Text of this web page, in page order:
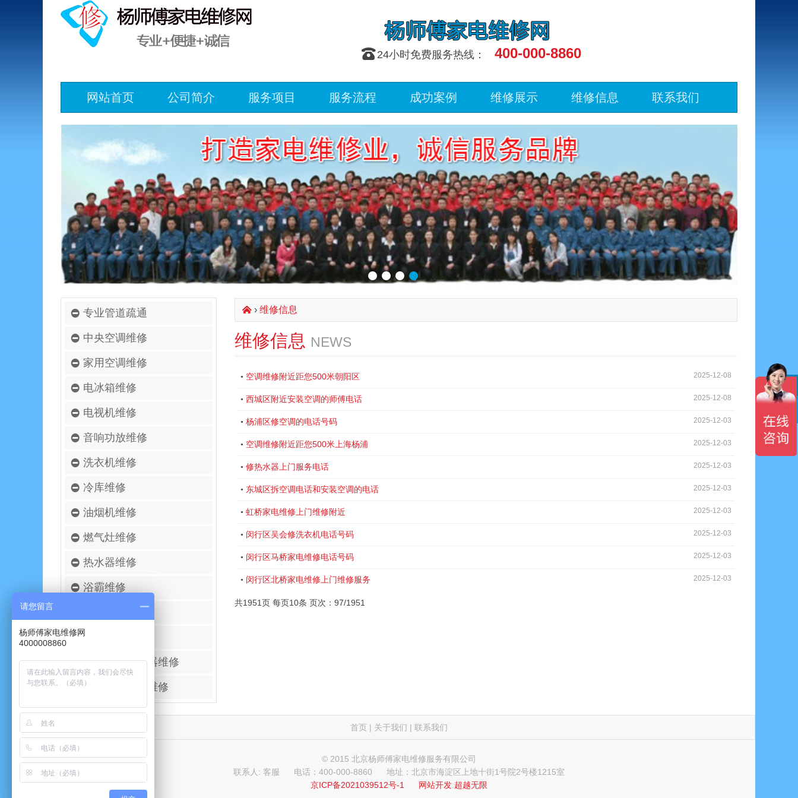
󰇯 24小时免费服务热线： 400-000-8860
网站首页 公司简介 服务项目 服务流程 成功案例 维修展示 维修信息 联系我们
专业管道疏通
中央空调维修
家用空调维修
电冰箱维修
电视机维修
音响功放维修
洗衣机维修
冷库维修
油烟机维修
燃气灶维修
热水器维修
浴霸维修
壁挂炉维修
进口空气净化器维修
太阳能热水器维修
󰄫› 维修信息
维修信息 NEWS
• 空调维修附近距您500米朝阳区 2025-12-08
• 西城区附近安装空调的师傅电话 2025-12-08
• 杨浦区修空调的电话号码 2025-12-03
• 空调维修附近距您500米上海杨浦 2025-12-03
• 修热水器上门服务电话 2025-12-03
• 东城区拆空调电话和安装空调的电话 2025-12-03
• 虹桥家电维修上门维修附近 2025-12-03
• 闵行区吴会修洗衣机电话号码 2025-12-03
• 闵行区马桥家电维修电话号码 2025-12-03
• 闵行区北桥家电维修上门维修服务 2025-12-03
共1951页 每页10条 页次：97/1951
首页 | 关于我们 | 联系我们
© 2015 北京杨师傅家电维修服务有限公司
联系人: 客服
电话：400-000-8860
地址：北京市海淀区上地十街1号院2号楼1215室
京ICP备2021039512号-1
网站开发:超越无限
请您留言
杨师傅家电维修网
4000008860